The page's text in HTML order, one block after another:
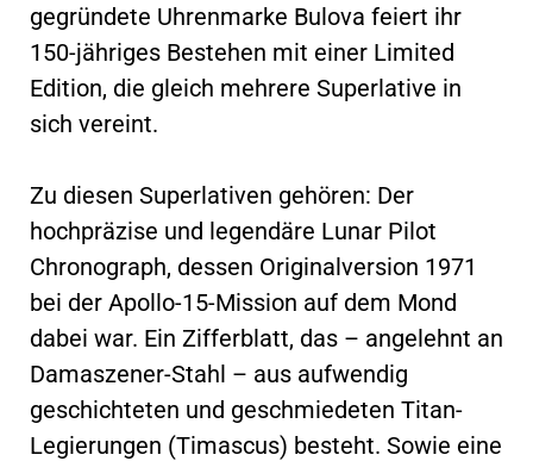
gegründete Uhrenmarke Bulova feiert ihr
150-jähriges Bestehen mit einer Limited
Edition, die gleich mehrere Superlative in
sich vereint.
Zu diesen Superlativen gehören: Der
hochpräzise und legendäre Lunar Pilot
Chronograph, dessen Originalversion 1971
bei der Apollo-15-Mission auf dem Mond
dabei war. Ein Zifferblatt, das – angelehnt an
Damaszener-Stahl – aus aufwendig
geschichteten und geschmiedeten Titan-
Legierungen (Timascus) besteht. Sowie eine